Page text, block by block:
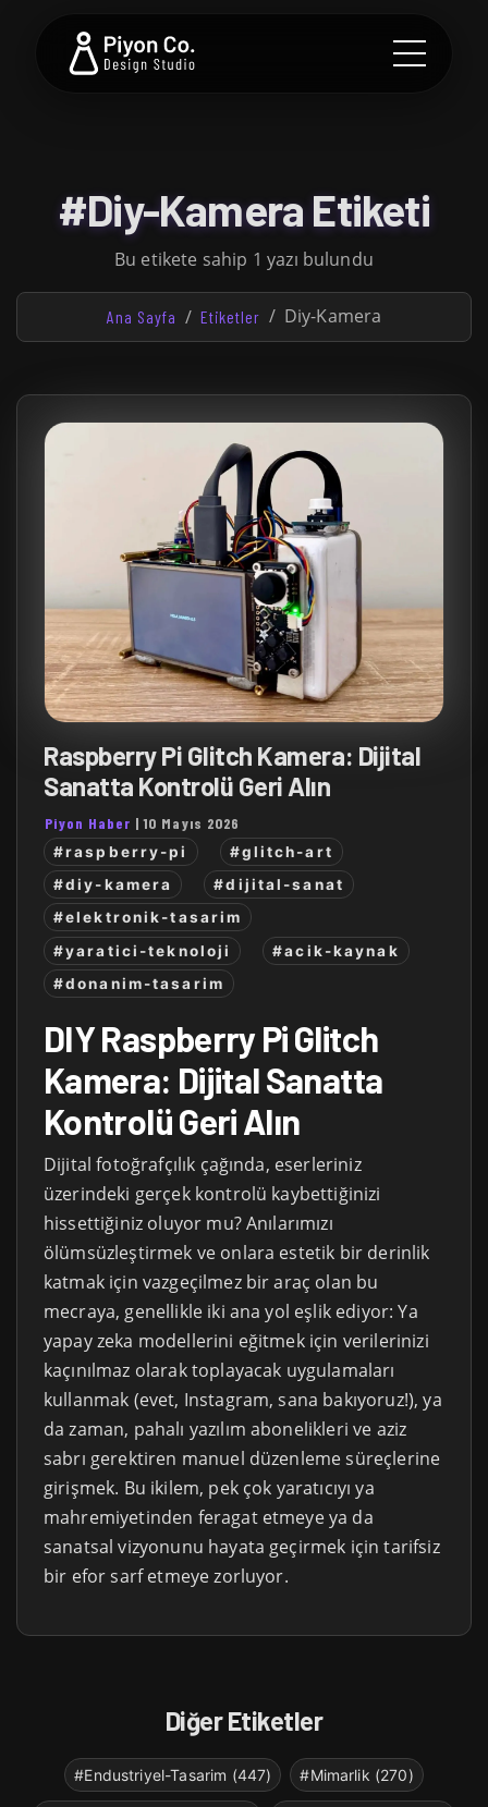
#Diy-Kamera Etiketi
Bu etikete sahip 1 yazı bulundu
Ana Sayfa Etiketler Diy-Kamera
Raspberry Pi Glitch Kamera: Dijital
Sanatta Kontrolü Geri Alın
Piyon Haber |10 Mayıs 2026
#raspberry-pi
#glitch-art
#diy-kamera
#dijital-sanat
#elektronik-tasarim
#yaratici-teknoloji
#acik-kaynak
#donanim-tasarim
DIY Raspberry Pi Glitch
Kamera: Dijital Sanatta
Kontrolü Geri Alın
Dijital fotoğrafçılık çağında, eserleriniz
üzerindeki gerçek kontrolü kaybettiğinizi
hissettiğiniz oluyor mu? Anılarımızı
ölümsüzleştirmek ve onlara estetik bir derinlik
katmak için vazgeçilmez bir araç olan bu
mecraya, genellikle iki ana yol eşlik ediyor: Ya
yapay zeka modellerini eğitmek için verilerinizi
kaçınılmaz olarak toplayacak uygulamaları
kullanmak (evet, Instagram, sana bakıyoruz!), ya
da zaman, pahalı yazılım abonelikleri ve aziz
sabrı gerektiren manuel düzenleme süreçlerine
girişmek. Bu ikilem, pek çok yaratıcıyı ya
mahremiyetinden feragat etmeye ya da
sanatsal vizyonunu hayata geçirmek için tarifsiz
bir efor sarf etmeye zorluyor.
Diğer Etiketler
#Endustriyel-Tasarim (447) #Mimarlik (270)